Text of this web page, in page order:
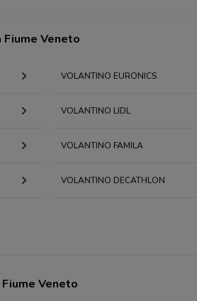
Veneto
VOLANTINO EURONICS
VOLANTINO LIDL
VOLANTINO FAMILA
VOLANTINO DECATHLON
Veneto